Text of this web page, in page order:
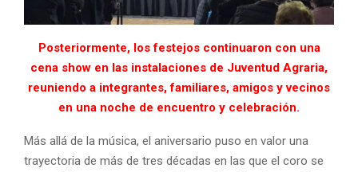
Posteriormente, los festejos continuaron con una
cena show en las instalaciones de Juventud Agraria,
reuniendo a integrantes, familiares, amigos y vecinos
en una noche de encuentro y celebración.
Más allá de la música, el aniversario puso en valor una
trayectoria de más de tres décadas en las que el coro se